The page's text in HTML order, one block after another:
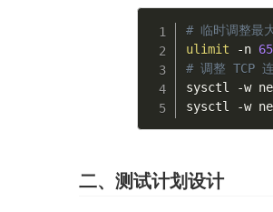
# 临时调整最
ulimit -n
# 调整 TCP
sysctl -w
sysctl -w
二、测试计划设计